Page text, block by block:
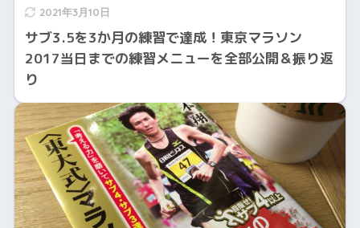
2021年3月10日
サブ3.5を3か月の練習で達成！東京マラソン
2017当日までの練習メニューを全部公開＆振り返
り